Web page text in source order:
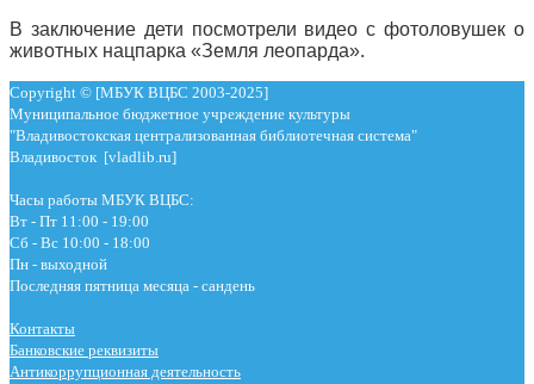
В заключение дети посмотрели видео с фотоловушек о
животных нацпарка «Земля леопарда».
Copyright © [МБУК ВЦБС 2003-2025]
Муниципальное бюджетное учреждение культуры
"Владивостокская централизованная библиотечная система"
Владивосток [vladlib.ru]
Часы работы МБУК ВЦБС:
Вт - Пт 11:00 - 19:00
Сб - Вс 10:00 - 18:00
Пн - выходной
Последняя пятница месяца - сандень
Контакты
Банковские реквизиты
Антикоррупционная деятельность